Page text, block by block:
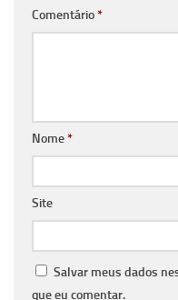
Comentário*
Nome*
Site
Salvar meus dados
que eu comentar.